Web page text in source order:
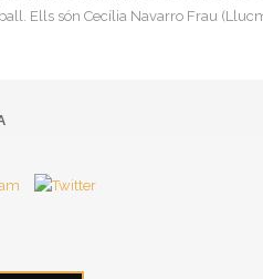
Ells són Cecília Navarro Frau